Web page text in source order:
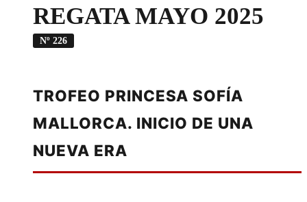
REGATA MAYO 2025
Nº 226
TROFEO PRINCESA SOFÍA
MALLORCA. INICIO DE UNA
NUEVA ERA